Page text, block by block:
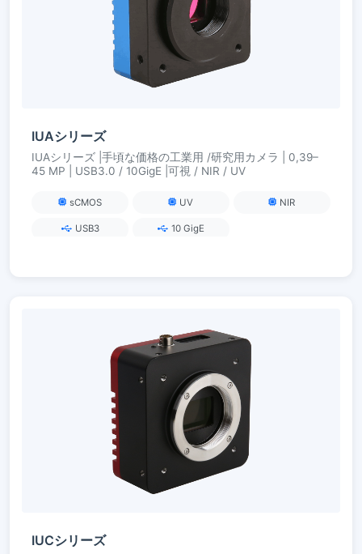
IUAシリーズ
IUAシリーズ |手頃な価格の工業用 /研究用カメラ | 0,39–
45 MP | USB3.0 / 10GigE |可視 / NIR / UV
sCMOS UV NIR
USB3 10 GigE
IUCシリーズ